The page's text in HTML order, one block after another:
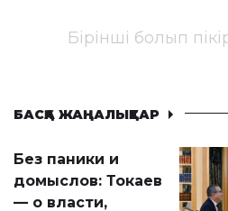
Бірінші болып
БАСҚА ЖАҢАЛЫҚТАР
Без паники и
домыслов: Токаев
— о власти,